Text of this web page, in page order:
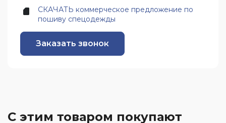
СКАЧАТЬ коммерческое предложение по
пошиву спецодежды
Заказать звонок
С этим товаром покупают